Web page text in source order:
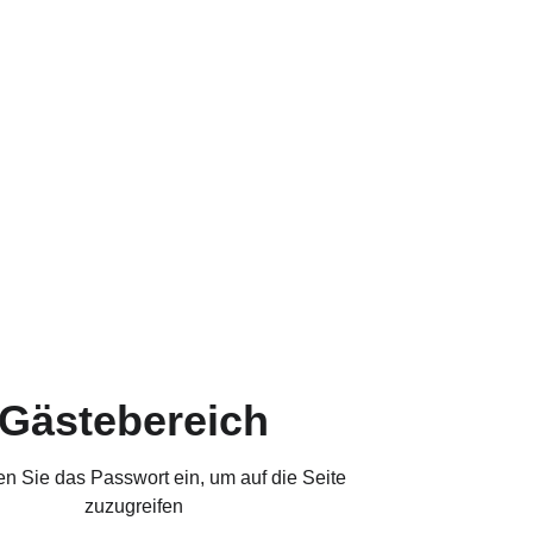
Gästebereich
Sie das Passwort ein, um auf die Seite
zuzugreifen